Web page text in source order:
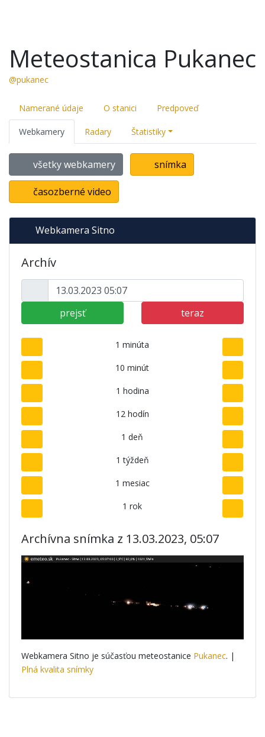
Meteostanica Pukanec
@pukanec
Namerané údaje O stanici Predpoveď
Webkamery Radary Štatistiky
všetky webkamery snímka
časozberné video
Webkamera Sitno
Archív
prejsť teraz
1 minúta
10 minút
1 hodina
12 hodín
1 deň
1 týždeň
1 mesiac
1 rok
Archívna snímka z 13.03.2023, 05:07
Webkamera Sitno je súčasťou meteostanice Pukanec. |
Plná kvalita snímky